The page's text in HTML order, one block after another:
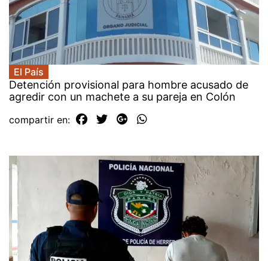
El País
Detención provisional para hombre acusado de
agredir con un machete a su pareja en Colón
compartir en: